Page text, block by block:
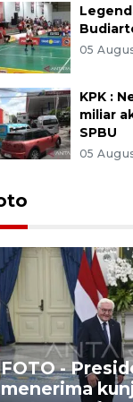
05
KPK :
miliar
SPBU
05
FOTO -
menerima